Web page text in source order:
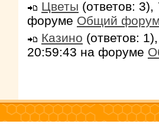
Цветы (ответов: 3),
форуме Общий
Казино (ответов:
20:59:43 на форуме